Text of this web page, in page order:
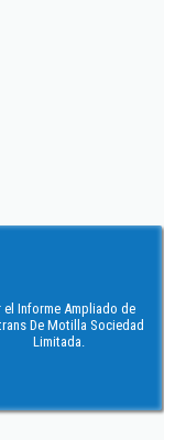
el Informe Ampliado de
De Motilla Sociedad
Limitada.